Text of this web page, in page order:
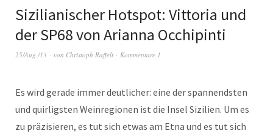
Sizilianischer Hotspot: Vittoria und
der SP68 von Arianna Occhipinti
25/Aug./13 von Christoph Raffelt Kommentare 1
Es wird gerade immer deutlicher: eine der spannendsten
und quirligsten Weinregionen ist die Insel Sizilien. Um es
zu präzisieren, es tut sich etwas am Etna und es tut sich